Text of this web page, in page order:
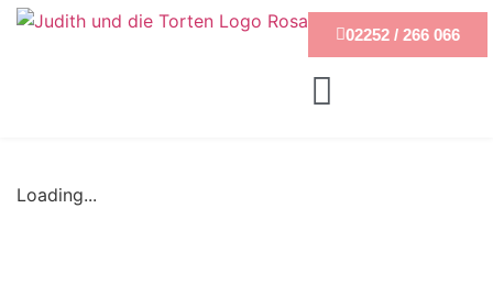
02252 / 266 066
Loading...